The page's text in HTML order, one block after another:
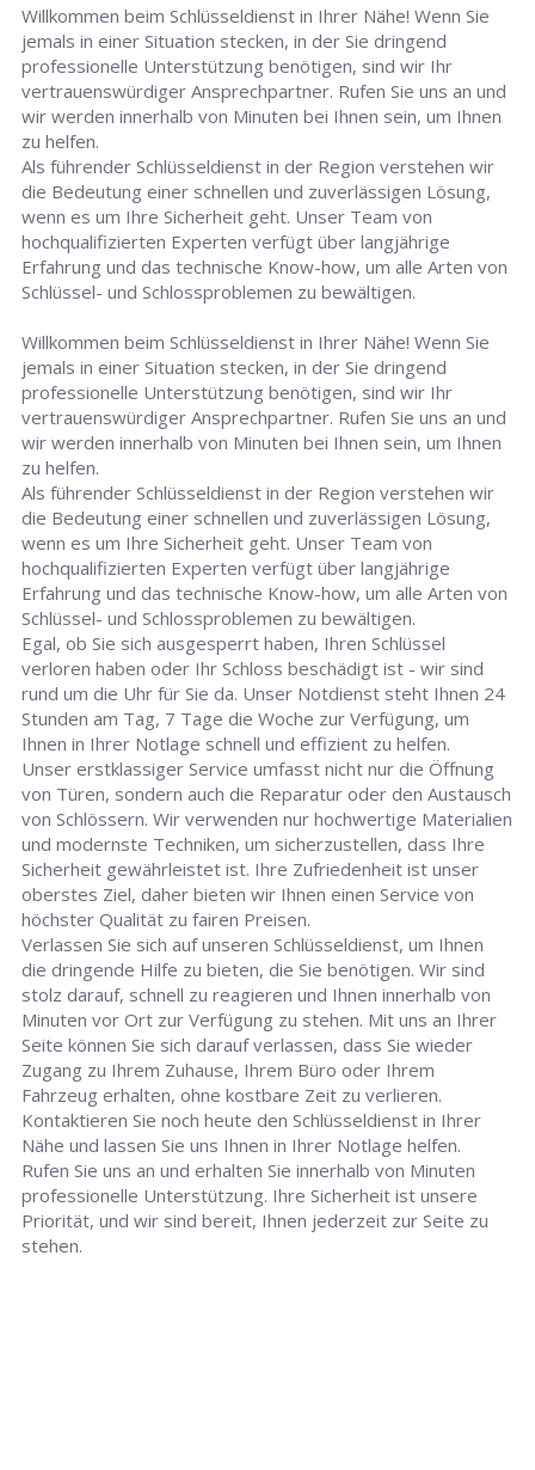
Willkommen beim Schlüsseldienst in Ihrer Nähe! Wenn Sie
jemals in einer Situation stecken, in der Sie dringend
professionelle Unterstützung benötigen, sind wir Ihr
vertrauenswürdiger Ansprechpartner. Rufen Sie uns an und
wir werden innerhalb von Minuten bei Ihnen sein, um Ihnen
zu helfen.
Als führender Schlüsseldienst in der Region verstehen wir
die Bedeutung einer schnellen und zuverlässigen Lösung,
wenn es um Ihre Sicherheit geht. Unser Team von
hochqualifizierten Experten verfügt über langjährige
Erfahrung und das technische Know-how, um alle Arten von
Schlüssel- und Schlossproblemen zu bewältigen.
Willkommen beim Schlüsseldienst in Ihrer Nähe! Wenn Sie
jemals in einer Situation stecken, in der Sie dringend
professionelle Unterstützung benötigen, sind wir Ihr
vertrauenswürdiger Ansprechpartner. Rufen Sie uns an und
wir werden innerhalb von Minuten bei Ihnen sein, um Ihnen
zu helfen.
Als führender Schlüsseldienst in der Region verstehen wir
die Bedeutung einer schnellen und zuverlässigen Lösung,
wenn es um Ihre Sicherheit geht. Unser Team von
hochqualifizierten Experten verfügt über langjährige
Erfahrung und das technische Know-how, um alle Arten von
Schlüssel- und Schlossproblemen zu bewältigen.
Egal, ob Sie sich ausgesperrt haben, Ihren Schlüssel
verloren haben oder Ihr Schloss beschädigt ist - wir sind
rund um die Uhr für Sie da. Unser Notdienst steht Ihnen 24
Stunden am Tag, 7 Tage die Woche zur Verfügung, um
Ihnen in Ihrer Notlage schnell und effizient zu helfen.
Unser erstklassiger Service umfasst nicht nur die Öffnung
von Türen, sondern auch die Reparatur oder den Austausch
von Schlössern. Wir verwenden nur hochwertige Materialien
und modernste Techniken, um sicherzustellen, dass Ihre
Sicherheit gewährleistet ist. Ihre Zufriedenheit ist unser
oberstes Ziel, daher bieten wir Ihnen einen Service von
höchster Qualität zu fairen Preisen.
Verlassen Sie sich auf unseren Schlüsseldienst, um Ihnen
die dringende Hilfe zu bieten, die Sie benötigen. Wir sind
stolz darauf, schnell zu reagieren und Ihnen innerhalb von
Minuten vor Ort zur Verfügung zu stehen. Mit uns an Ihrer
Seite können Sie sich darauf verlassen, dass Sie wieder
Zugang zu Ihrem Zuhause, Ihrem Büro oder Ihrem
Fahrzeug erhalten, ohne kostbare Zeit zu verlieren.
Kontaktieren Sie noch heute den Schlüsseldienst in Ihrer
Nähe und lassen Sie uns Ihnen in Ihrer Notlage helfen.
Rufen Sie uns an und erhalten Sie innerhalb von Minuten
professionelle Unterstützung. Ihre Sicherheit ist unsere
Priorität, und wir sind bereit, Ihnen jederzeit zur Seite zu
stehen.